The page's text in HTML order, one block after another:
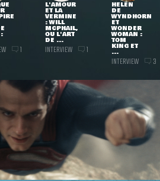
1
L'AMOUR
ET LA
VERMINE
: WILL
MCPHAIL,
OU L'ART
DE ...
INTERVIEW 1
HELEN
DE
WYNDHORN
ET
WONDER
WOMAN :
TOM
KING ET
...
INTERVIEW 3